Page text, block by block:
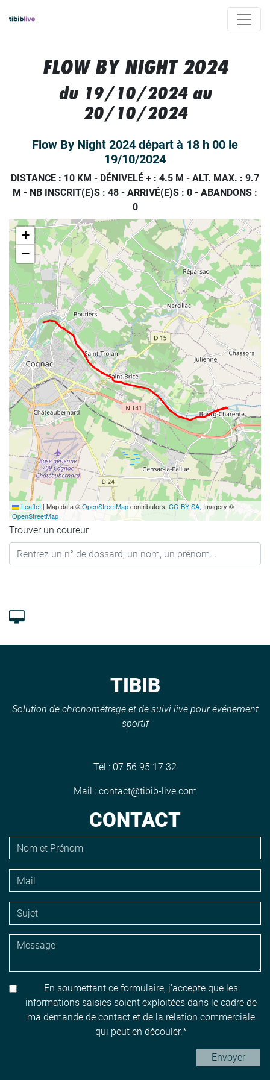
FLOW BY NIGHT 2024
du 19/10/2024 au
20/10/2024
Flow By Night 2024 départ à 18 h 00 le
19/10/2024
DISTANCE : 10 KM - DÉNIVELÉ + : 4.5 M - ALT. MAX. : 9.7
M - NB INSCRIT(E)S : 48 - ARRIVÉ(E)S : 0 - ABANDONS :
0
+
−
Leaflet | Map data ©OpenStreetMapcontributors, CC-BY-SA, Imagery ©
OpenStreetMap
Trouver un coureur
TIBIB
Solution de chronométrage et de suivi live pour événement
sportif
Tél : 07 56 95 17 32
Mail : contact@tibib-live.com
CONTACT
En soumettant ce formulaire, j'accepte que les
informations saisies soient exploitées dans le cadre de
ma demande de contact et de la relation commerciale
qui peut en découler.
Envoyer